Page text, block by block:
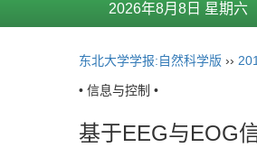
2026年8月8日 星期六
东北大学学报:自然科学版 ››
• 信息与控制 •
基于EEG与EOG